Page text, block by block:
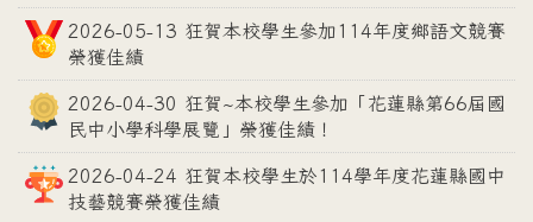
2026-05-13 狂賀本校學生參加114年度鄉語文競賽
榮獲佳績
2026-04-30 狂賀~本校學生參加「花蓮縣第66屆國
民中小學科學展覽」榮獲佳績！
2026-04-24 狂賀本校學生於114學年度花蓮縣國中
技藝競賽榮獲佳績